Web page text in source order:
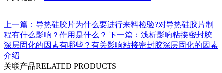
上一篇：导热硅胶片为什么要进行来料检验?对导热硅胶片制
程有什么影响？作用是什么？​ 下一篇：浅析影响粘接密封胶
深层固化的因素有哪些？有关影响粘接密封胶深层固化的因素
介绍
关联产品RELATED PRODUCTS